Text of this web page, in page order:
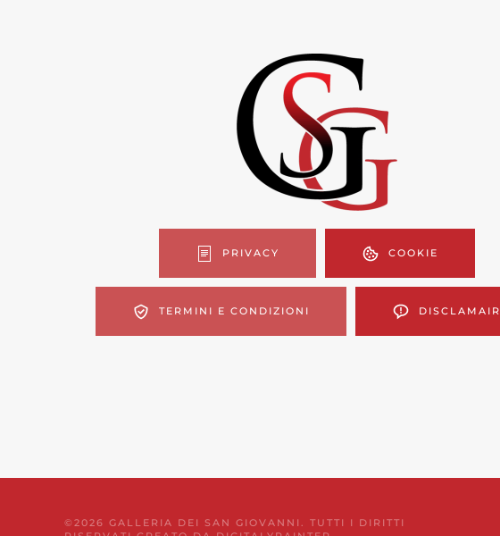
PRIVACY COOKIE
TERMINI E CONDIZIONI DISCLAMAIR
© 2026 GALLERIA DEI SAN GIOVANNI. TUTTI I DIRITTI